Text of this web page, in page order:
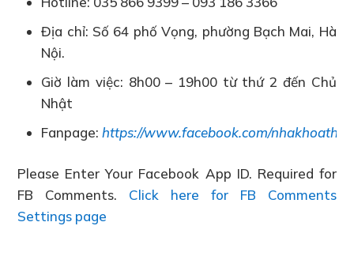
Địa chỉ: Số 64 phố Vọng, phường Bạch Mai, Hà
Nội.
Giờ làm việc: 8h00 – 19h00 từ thứ 2 đến Chủ
Nhật
Fanpage:https://www.facebook.com/
Please Enter Your Facebook App ID. Required for
FB Comments. Click here for FB Comments
Settings page